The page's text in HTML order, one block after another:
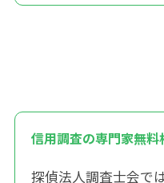
信用調査の専門家無料
探偵法人調査士会で